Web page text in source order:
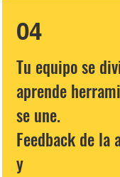
04
Tu equipo se
aprende
se une.
Feedback de la
y